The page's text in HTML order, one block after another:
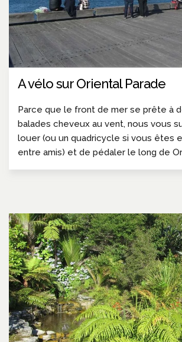
A vélo sur Oriental Parade
Parce que le front de mer se prête à
balades cheveux au vent, nous vous
louer (ou un quadricycle si vous êtes
entre amis) et de pédaler le long de